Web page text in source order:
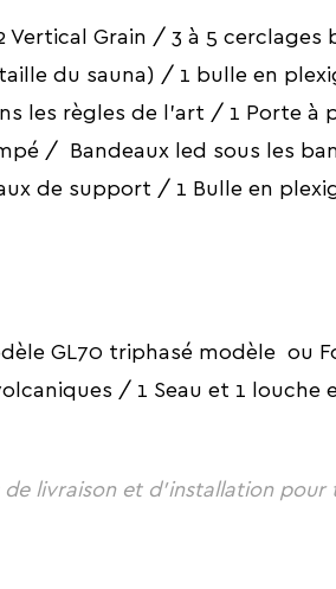
Vertical Grain / 3 à 5 cerclages
du sauna) / 1 bulle en
les règles de l'art / 1 Porte à
/ Bandeaux led sous les
de support / 1 Bulle en
GL70 triphasé modèle ou
/ 1 Seau et 1 louche
livraison et d'installation pour